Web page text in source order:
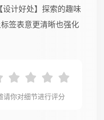
计好处】探索的趣味
签表意更清晰也强化
请你对细节进行评分